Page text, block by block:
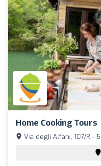
Home Cooking Tours
Via degli Alfani, 107/R -